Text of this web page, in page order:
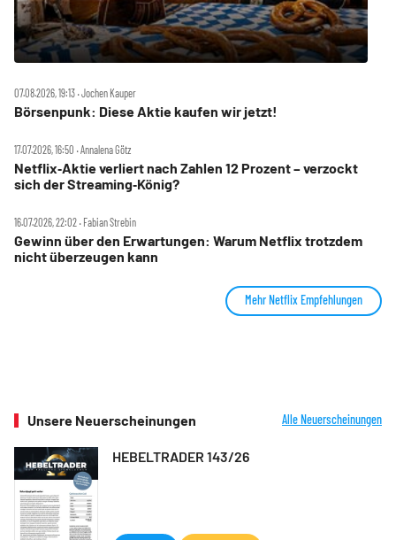
07.08.2026, 19:13 ‧ Jochen Kauper
Börsenpunk: Diese Aktie kaufen wir jetzt!
17.07.2026, 16:50 ‧ Annalena Götz
Netflix‑Aktie verliert nach Zahlen 12 Prozent – verzockt
sich der Streaming‑König?
16.07.2026, 22:02 ‧ Fabian Strebin
Gewinn über den Erwartungen: Warum Netflix trotzdem
nicht überzeugen kann
Mehr Netflix Empfehlungen
Unsere Neuerscheinungen Alle Neuerscheinungen
HEBELTRADER 143/26